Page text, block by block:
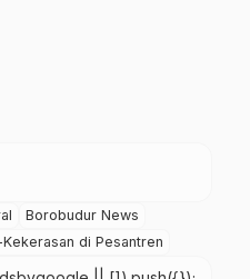
Borobudur News
di Pesantren